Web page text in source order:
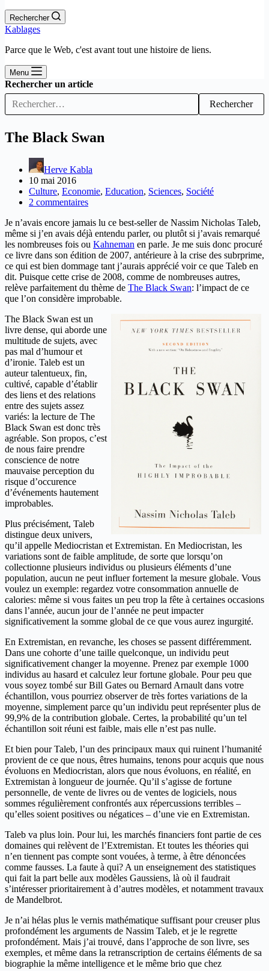
Rechercher
Kablages
Parce que le Web, c'est avant tout une histoire de liens.
Menu
Rechercher un article
Rechercher
The Black Swan
Herve Kabla
10 mai 2016
Culture, Economie, Education, Sciences, Société
2 commentaires
Je n’avais encore jamais lu ce best-seller de Nassim Nicholas Taleb,
même si j’en avais déjà entendu parler, ou plutôt si j’avais remarqué
les nombreuses fois ou Kahneman en parle. Je me suis donc procuré
ce livre dans son édition de 2007, antérieure à la crise des subrprime,
ce qui est bien dommage tant j’aurais apprécié voir ce que Taleb en
dit. Puisque cette crise de 2008, comme de nombreuses autres,
relève parfaitement du thème de The Black Swan: l’impact de ce
que l’on considère improbable.
The Black Swan est un
livre dense, qui aborde une
multitude de sujets, avec
pas mal d’humour et
d’ironie. Taleb est un
auteur talentueux, fin,
cultivé, capable d’établir
des liens et des relations
entre des sujets assez
variés: la lecture de The
Black Swan est donc très
agréable. Son propos, c’est
de nous faire prendre
conscience de notre
mauvaise perception du
risque d’occurence
d’événements hautement
improbables.
Plus précisément, Taleb
distingue deux univers,
qu’il appelle Mediocristan et Extremistan. En Mediocristan, les
variations sont de faible amplitude, de sorte que lorsqu’on
collectionne plusieurs individus ou plusieurs éléments d’une
population, aucun ne peut influer fortement la mesure globale. Vous
voulez un exemple: regardez votre consommation annuelle de
calories: même si vous faites un peu trop la fête à certaines occasions
dans l’année, aucun jour de l’année ne peut impacter
significativement la somme global de ce que vous aurez ingurgité.
En Extremistan, en revanche, les choses se passent différemment.
Dans une cohorte d’une taille quelconque, un individu peut
significativement changer la moyenne. Prenez par exemple 1000
individus au hasard et calculez leur fortune globale. Pour peu que
vous soyez tombé sur Bill Gates ou Bernard Arnault dans votre
échantillon, vous pourriez observer de très fortes variations de la
moyenne, simplement parce qu’un individu peut représenter plus de
99,9% de la contribution globale. Certes, la probabilité qu’un tel
échantillon soit réuni est faible, mais elle n’est pas nulle.
Et bien pour Taleb, l’un des principaux maux qui ruinent l’humanité
provient de ce que nous, êtres humains, tenons pour acquis que nous
évoluons en Mediocristan, alors que nous évoluons, en réalité, en
Extremistan à longueur de journée. Qu’il s’agisse de fortune
personnelle, de vente de livres ou de ventes de logiciels, nous
sommes régulièrement confrontés aux répercussions terribles –
qu’elles soient positives ou négatices – d’une vie en Extremistan.
Taleb va plus loin. Pour lui, les marchés financiers font partie de ces
domaines qui relèvent de l’Extremistan. Et toutes les théories qui
n’en tiennent pas compte sont vouées, à terme, à être dénoncées
comme fausses. La faute à qui? A un enseignement des statistiques
qui fait la part belle aux modèles Gaussiens, là où il faudrait
s’intéresser prioritairement à d’autres modèles, et notamment travaux
de Mandelbrot.
Je n’ai hélas plus le vernis mathématique suffisant pour creuser plus
profondément les arguments de Nassim Taleb, et je le regrette
profondément. Mais j’ai trouvé, dans l’approche de son livre, ses
exemples, et même dans la retranscription de certains éléments de sa
biographie la même intelligence et le même brio que chez